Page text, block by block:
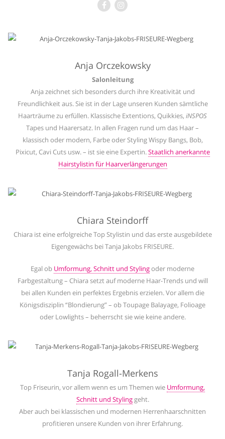
Anja Orczekowsky
Salonleitung
Anja zeichnet sich besonders durch ihre Kreativität und
Freundlichkeit aus. Sie ist in der Lage unseren Kunden sämtliche
Haarträume zu erfüllen. Klassische Extentions, Quikkies, iNSPOS
Tapes und Haarersatz. In allen Fragen rund um das Haar –
klassisch oder modern, Farbe oder StylingWispy Bangs, Bob,
Pixicut, Cavi Cuts usw. – ist sie eine Expertin.Staatlich anerkannte
Hairstylistin für Haarverlängerungen
Chiara Steindorff
Chiara ist eine erfolgreiche Top Stylistin und das erste ausgebildete
Eigengewächs bei Tanja Jakobs FRISEURE.
Egal ob Umformung, Schnitt und Stylingoder moderne
Farbgestaltung – Chiara setzt aufmoderne Haar-Trends und will
bei allen Kunden ein perfektes Ergebnis erzielen. Vor allem die
Königsdisziplin “Blondierung” – ob Toupage Balayage, Folioage
oder Lowlights – beherrscht sie wie keine andere.
Tanja Rogall-Merkens
Top Friseurin, vor allem wenn es um Themen wie Umformung,
Schnitt und Stylinggeht.
Aber auch bei klassischen und modernen Herrenhaarschnitten
profitieren unsere Kunden von ihrer Erfahrung.